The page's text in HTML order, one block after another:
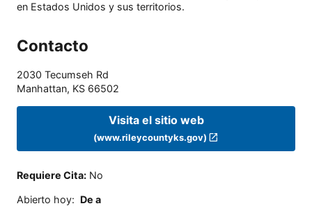
en Estados Unidos y sus territorios.
Contacto
2030 Tecumseh Rd
Manhattan, KS 66502
Visita el sitio web
(www.rileycountyks.gov)
Requiere Cita: No
Abierto hoy: De a